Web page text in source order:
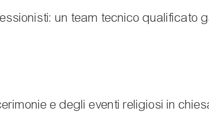
un team tecnico qualificato
e degli eventi religiosi in